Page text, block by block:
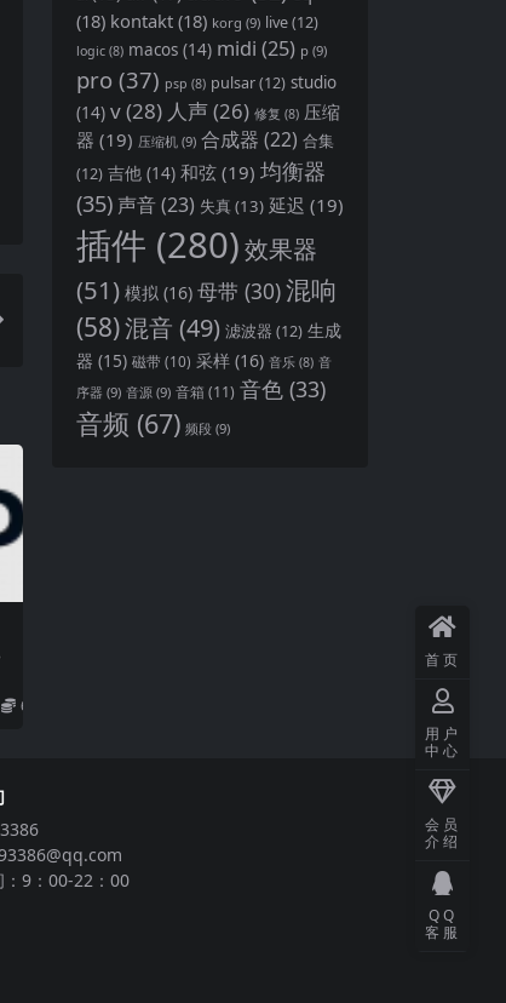
6.9
(18) kontakt (18) korg (9) live(12)
logic (8) macos (14) midi (25) p (9)
pro (37) psp (8) pulsar(12) studio
(14) v(28) 人声(26) 修复 (8) 压缩
器 (19) 压缩机 (9) 合成器 (22) 合集
(12) 吉他 (14) 和弦 (19) 均衡器
(35) 声音(23) 失真(13) 延迟 (19)
插件 (280)效果器
(51) 模拟 (16) 母带 (30)混响
(58)混音 (49) 滤波器 (12) 生成
器 (15) 磁带(10) 采样 (16) 音乐 (8) 音
序器 (9) 音源 (9) 音箱 (11) 音色 (33)
音频 (67) 频段 (9)
：9：00-22：00
首页
用户
中心
会员
介绍
QQ
客服